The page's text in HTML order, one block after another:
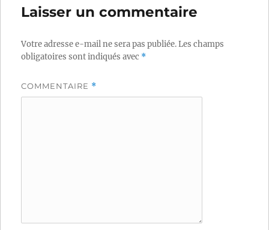
Laisser un commentaire
Votre adresse e-mail ne sera pas publiée.Les champs
obligatoires sont indiqués avec *
COMMENTAIRE *